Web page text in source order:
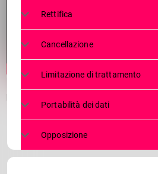
Due ”Messe da morto” più vive che
Rettifica
Cancellazione
Limitazione di trattamento
Portabilità dei dati
Opposizione